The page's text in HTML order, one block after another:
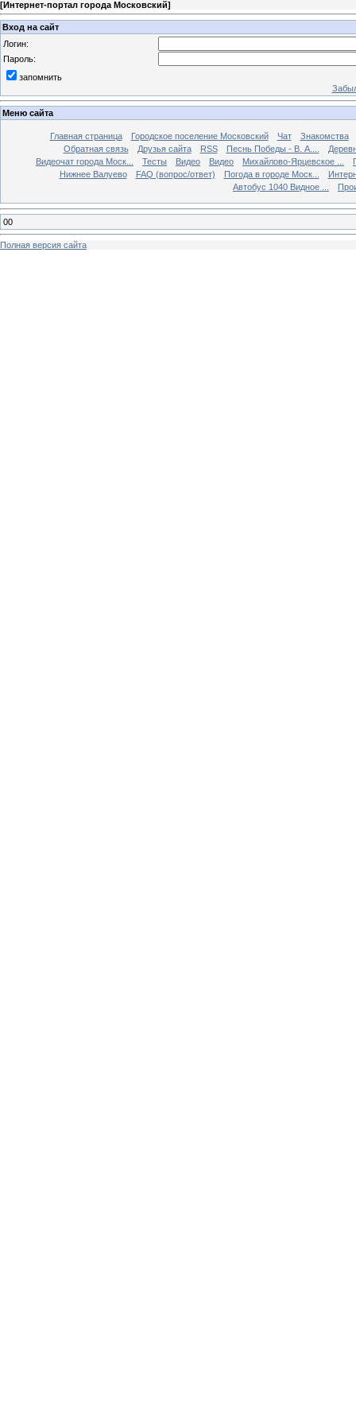
[Интернет-портал города Московский]
Вход на сайт
Логин:
Пароль:
запомнить
Меню сайта
Главная страница Городское поселение Московский Чат
Знакомства
Обратная связь
Друзья сайта RSS Песнь Победы - В. А....
Видеочат города Моск...
Тесты Видео Видео Михайлово-Ярцевское ...
Нижнее Валуево
FAQ (вопрос/ответ) Погода в городе Моск...
Автобус 1040 Видное ...
00
Полная версия сайта